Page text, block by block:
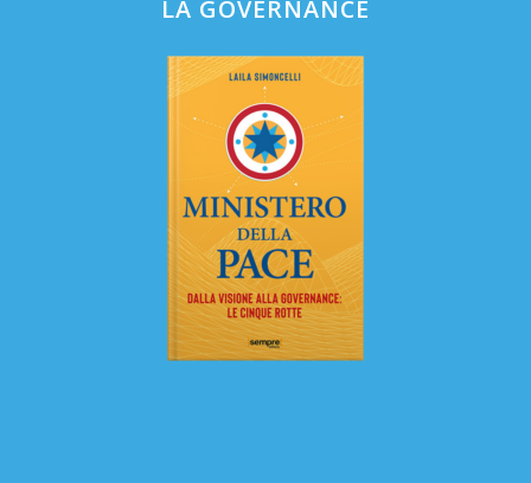
LA GOVERNANCE